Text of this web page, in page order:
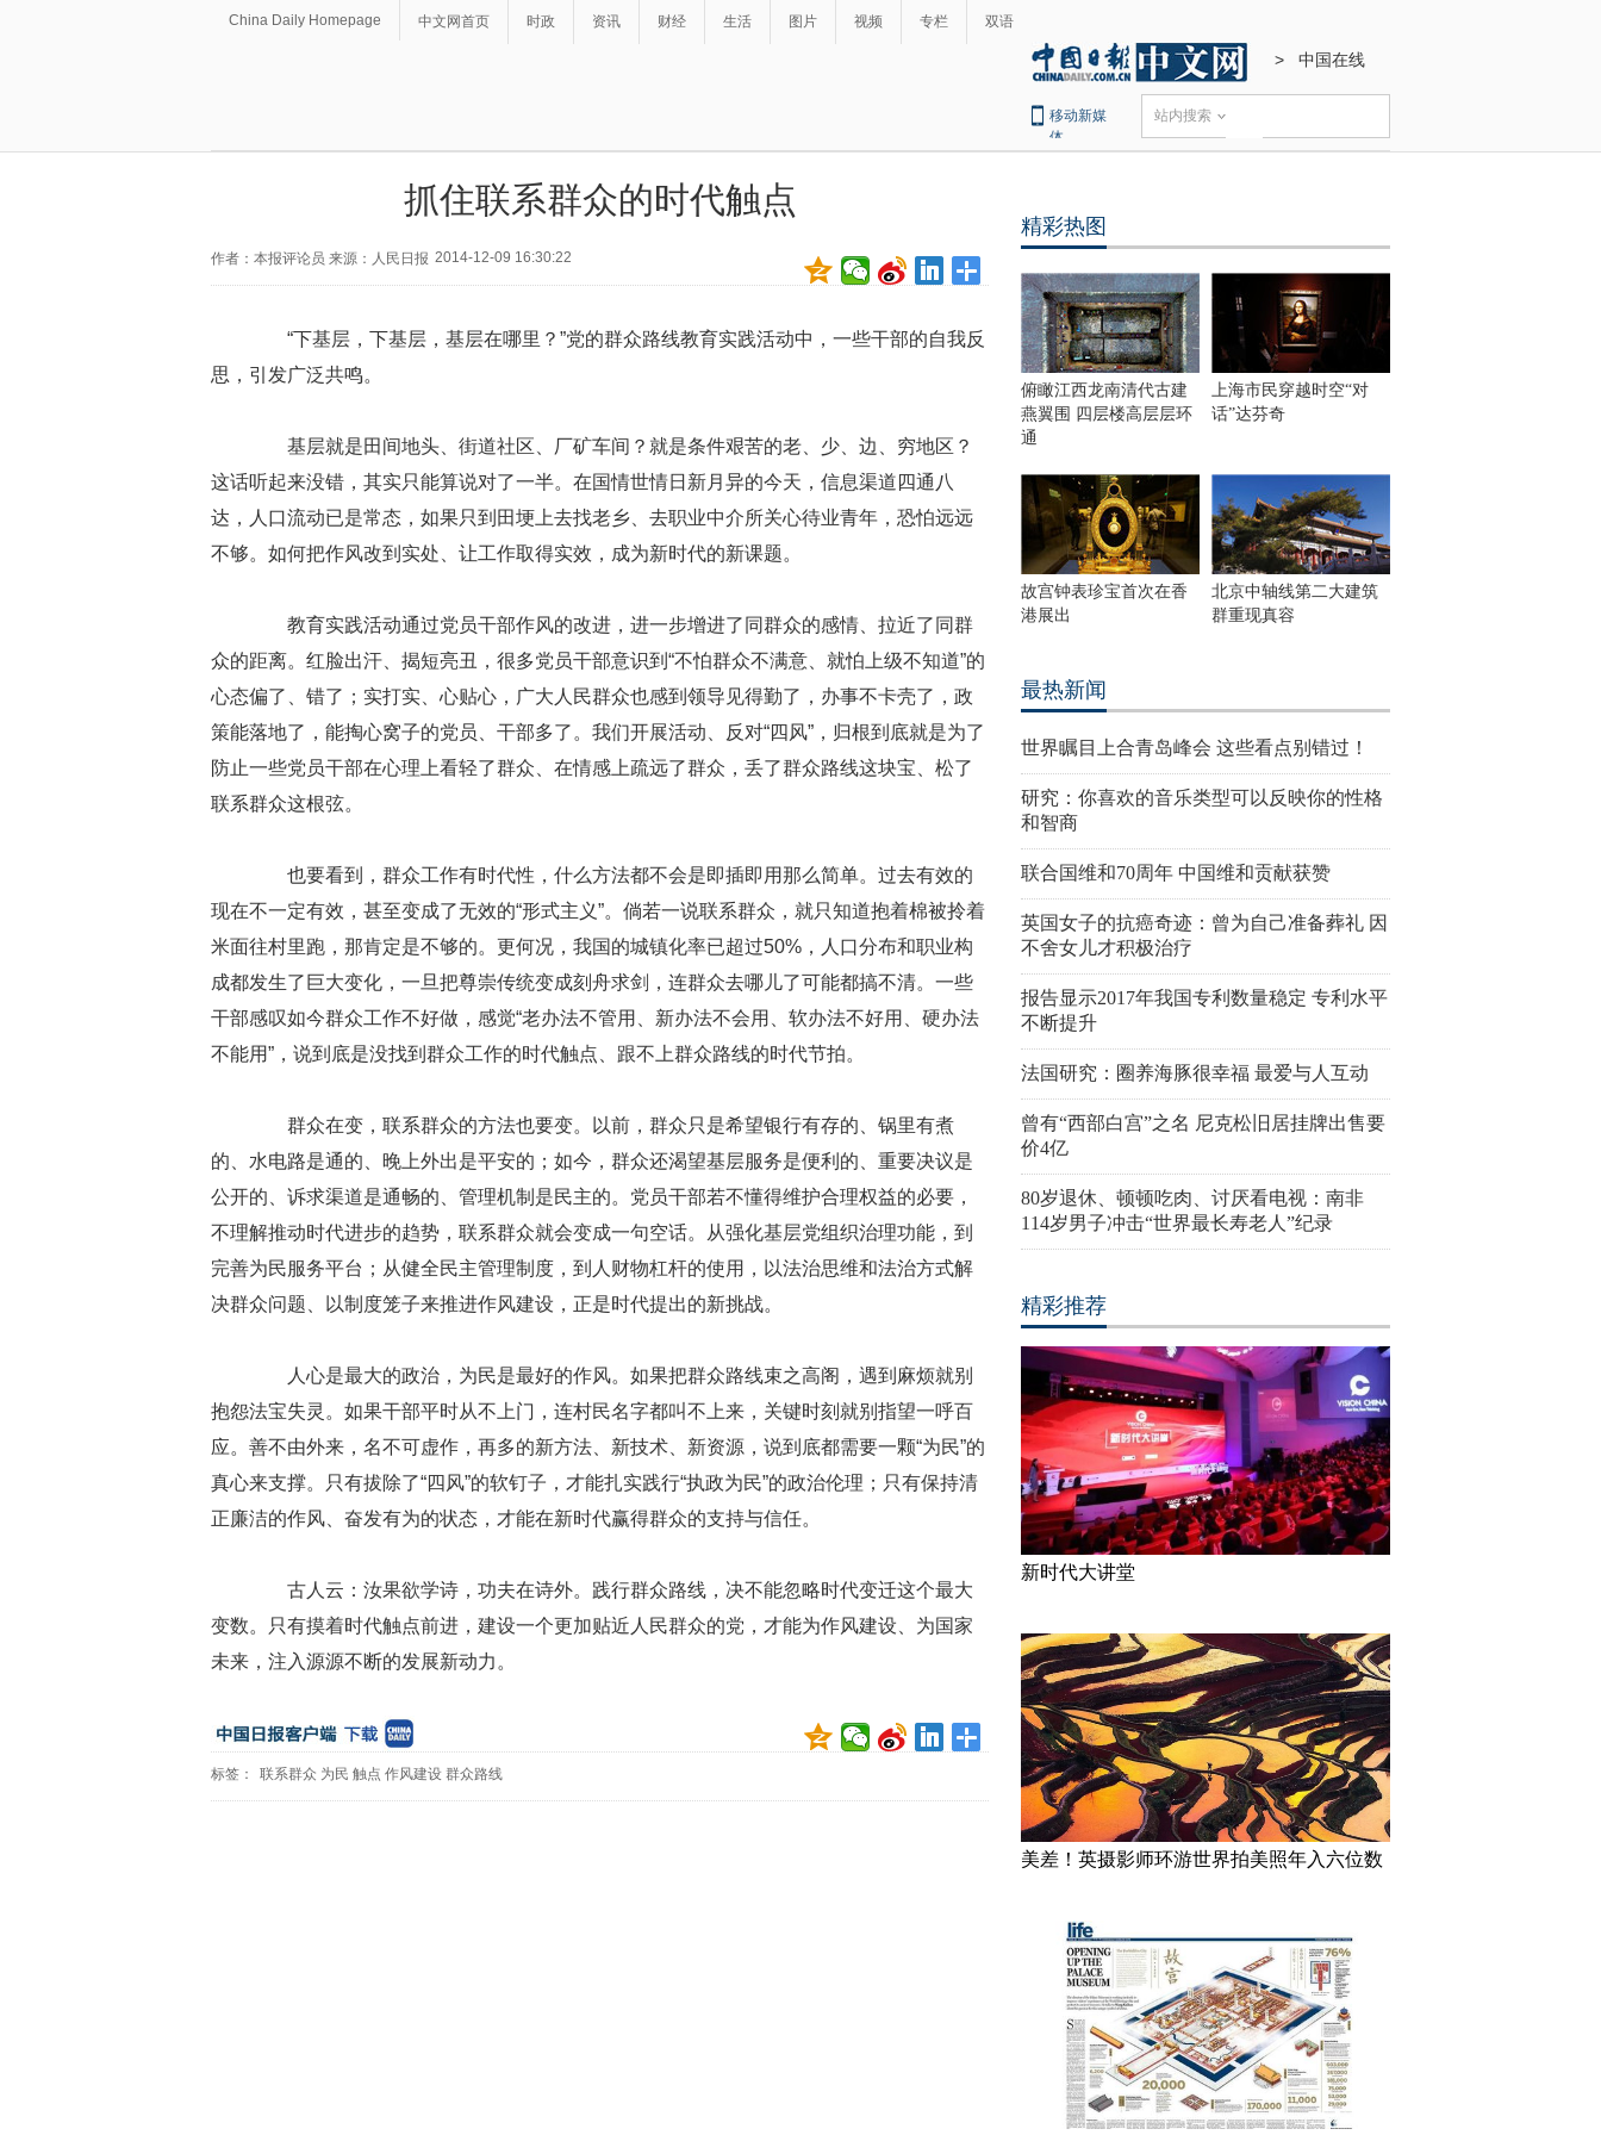
China Daily Homepage 中文网首页 时政 资讯 财经 生活 图片 视频 专栏 双语
> 中国在线
移动新媒
体
站内搜索
抓住联系群众的时代触点
作者：本报评论员 来源：人民日报 2014-12-09 16:30:22
“下基层，下基层，基层在哪里？”党的群众路线教育实践活动中，一些干部的自我反
思，引发广泛共鸣。
基层就是田间地头、街道社区、厂矿车间？就是条件艰苦的老、少、边、穷地区？
这话听起来没错，其实只能算说对了一半。在国情世情日新月异的今天，信息渠道四通八
达，人口流动已是常态，如果只到田埂上去找老乡、去职业中介所关心待业青年，恐怕远远
不够。如何把作风改到实处、让工作取得实效，成为新时代的新课题。
教育实践活动通过党员干部作风的改进，进一步增进了同群众的感情、拉近了同群
众的距离。红脸出汗、揭短亮丑，很多党员干部意识到“不怕群众不满意、就怕上级不知道”的
心态偏了、错了；实打实、心贴心，广大人民群众也感到领导见得勤了，办事不卡壳了，政
策能落地了，能掏心窝子的党员、干部多了。我们开展活动、反对“四风”，归根到底就是为了
防止一些党员干部在心理上看轻了群众、在情感上疏远了群众，丢了群众路线这块宝、松了
联系群众这根弦。
也要看到，群众工作有时代性，什么方法都不会是即插即用那么简单。过去有效的
现在不一定有效，甚至变成了无效的“形式主义”。倘若一说联系群众，就只知道抱着棉被拎着
米面往村里跑，那肯定是不够的。更何况，我国的城镇化率已超过50%，人口分布和职业构
成都发生了巨大变化，一旦把尊崇传统变成刻舟求剑，连群众去哪儿了可能都搞不清。一些
干部感叹如今群众工作不好做，感觉“老办法不管用、新办法不会用、软办法不好用、硬办法
不能用”，说到底是没找到群众工作的时代触点、跟不上群众路线的时代节拍。
群众在变，联系群众的方法也要变。以前，群众只是希望银行有存的、锅里有煮
的、水电路是通的、晚上外出是平安的；如今，群众还渴望基层服务是便利的、重要决议是
公开的、诉求渠道是通畅的、管理机制是民主的。党员干部若不懂得维护合理权益的必要，
不理解推动时代进步的趋势，联系群众就会变成一句空话。从强化基层党组织治理功能，到
完善为民服务平台；从健全民主管理制度，到人财物杠杆的使用，以法治思维和法治方式解
决群众问题、以制度笼子来推进作风建设，正是时代提出的新挑战。
人心是最大的政治，为民是最好的作风。如果把群众路线束之高阁，遇到麻烦就别
抱怨法宝失灵。如果干部平时从不上门，连村民名字都叫不上来，关键时刻就别指望一呼百
应。善不由外来，名不可虚作，再多的新方法、新技术、新资源，说到底都需要一颗“为民”的
真心来支撑。只有拔除了“四风”的软钉子，才能扎实践行“执政为民”的政治伦理；只有保持清
正廉洁的作风、奋发有为的状态，才能在新时代赢得群众的支持与信任。
古人云：汝果欲学诗，功夫在诗外。践行群众路线，决不能忽略时代变迁这个最大
变数。只有摸着时代触点前进，建设一个更加贴近人民群众的党，才能为作风建设、为国家
未来，注入源源不断的发展新动力。
标签： 联系群众 为民 触点 作风建设 群众路线
精彩热图
俯瞰江西龙南清代古建
燕翼围 四层楼高层层环
通
上海市民穿越时空“对
话”达芬奇
故宫钟表珍宝首次在香
港展出
北京中轴线第二大建筑
群重现真容
最热新闻
世界瞩目上合青岛峰会 这些看点别错过！
研究：你喜欢的音乐类型可以反映你的性格
和智商
联合国维和70周年 中国维和贡献获赞
英国女子的抗癌奇迹：曾为自己准备葬礼 因
不舍女儿才积极治疗
报告显示2017年我国专利数量稳定 专利水平
不断提升
法国研究：圈养海豚很幸福 最爱与人互动
曾有“西部白宫”之名 尼克松旧居挂牌出售要
价4亿
80岁退休、顿顿吃肉、讨厌看电视：南非
114岁男子冲击“世界最长寿老人”纪录
精彩推荐
新时代大讲堂
美差！英摄影师环游世界拍美照年入六位数